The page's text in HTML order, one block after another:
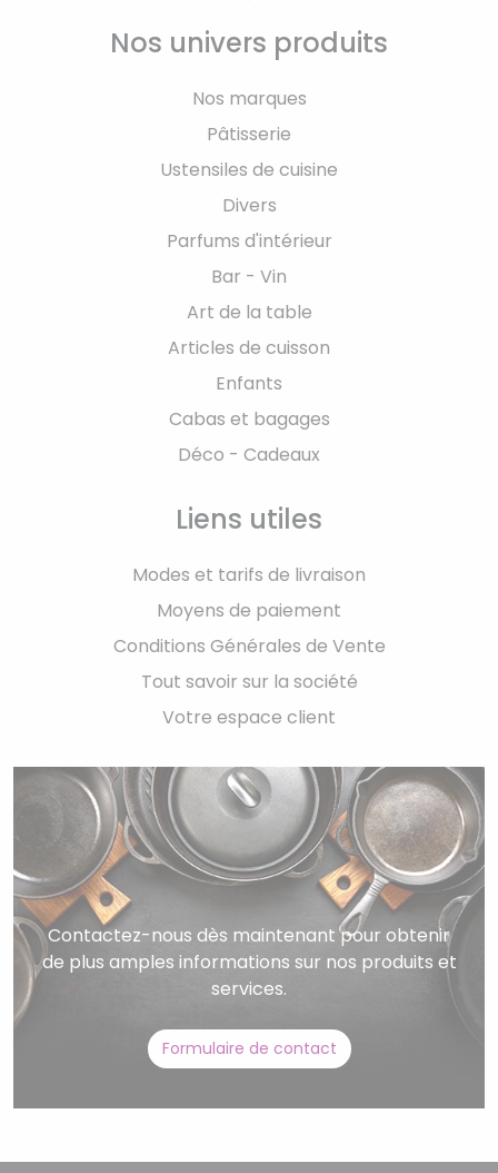
Nos univers produits
Nos marques
Pâtisserie
Ustensiles de cuisine
Divers
Parfums d'intérieur
Bar - Vin
Art de la table
Articles de cuisson
Enfants
Cabas et bagages
Déco - Cadeaux
Liens utiles
Modes et tarifs de livraison
Moyens de paiement
Conditions Générales de Vente
Tout savoir sur la société
Votre espace client
Contactez-nous dès maintenant pour obtenir
de plus amples informations sur nos produits et
services.
Formulaire de contact